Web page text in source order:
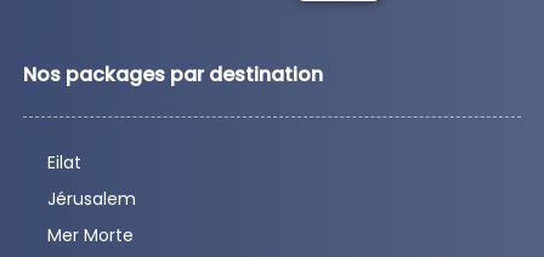
Nos packages par destination
Eilat
Jérusalem
Mer Morte